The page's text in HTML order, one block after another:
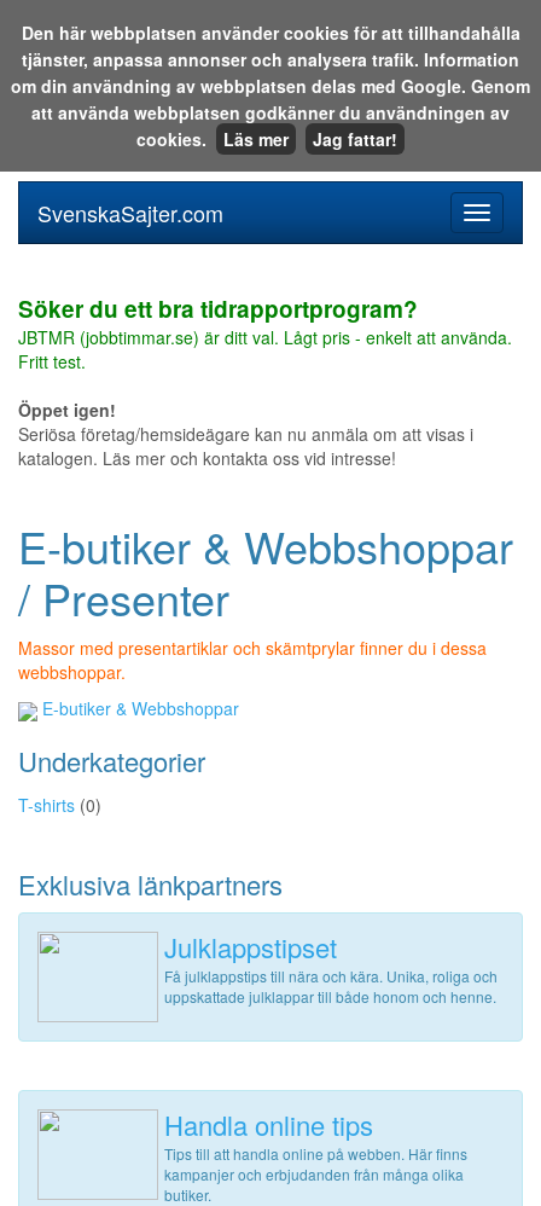
Sök i katalogen eller på webben:
meny
SvenskaSajter.com
Söker du ett bra tidrapportprogram?
JBTMR (jobbtimmar.se) är ditt val. Lågt pris - enkelt att använda.
Fritt test.
Öppet igen!
Seriösa företag/hemsideägare kan nu anmäla om att visas i
katalogen. Läs mer och kontakta oss vid intresse!
E-butiker & Webbshoppar
/ Presenter
Massor med presentartiklar och skämtprylar finner du i dessa
webbshoppar.
E-butiker & Webbshoppar
Underkategorier
T-shirts (0)
Exklusiva länkpartners
Julklappstipset
Få julklappstips till nära och kära. Unika, roliga och
uppskattade julklappar till både honom och henne.
Handla online tips
Tips till att handla online på webben. Här finns
kampanjer och erbjudanden från många olika
butiker.
Den här webbplatsen använder cookies för att tillhandahålla
tjänster, anpassa annonser och analysera trafik. Information
om din användning av webbplatsen delas med Google. Genom
att använda webbplatsen godkänner du användningen av
cookies.
Läs mer Jag fattar!